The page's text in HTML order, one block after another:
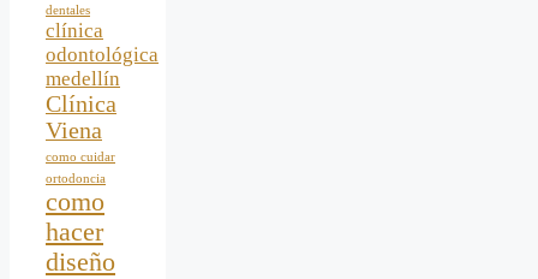
dentales
clínica
odontológica
medellín
Clínica
Viena
como cuidar
ortodoncia
como
hacer
diseño